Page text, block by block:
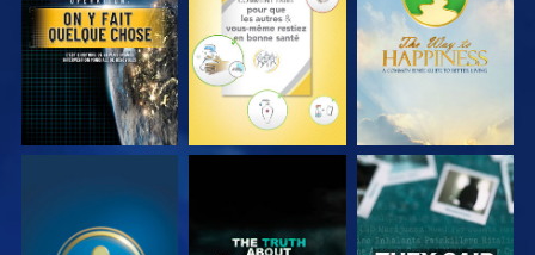
REGARDER REGARDER REGARDER